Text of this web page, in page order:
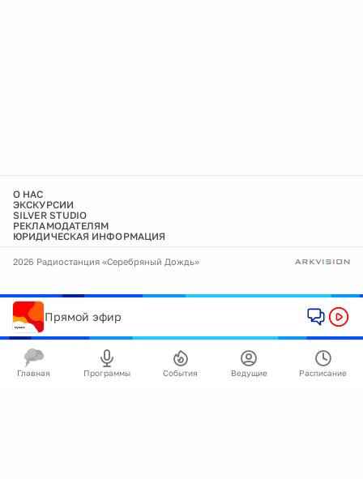
О НАС
ЭКСКУРСИИ
SILVER STUDIO
РЕКЛАМОДАТЕЛЯМ
ЮРИДИЧЕСКАЯ ИНФОРМАЦИЯ
2026 Радиостанция «Серебряный Дождь»
Прямой эфир
Главная Программы События Ведущие Расписание